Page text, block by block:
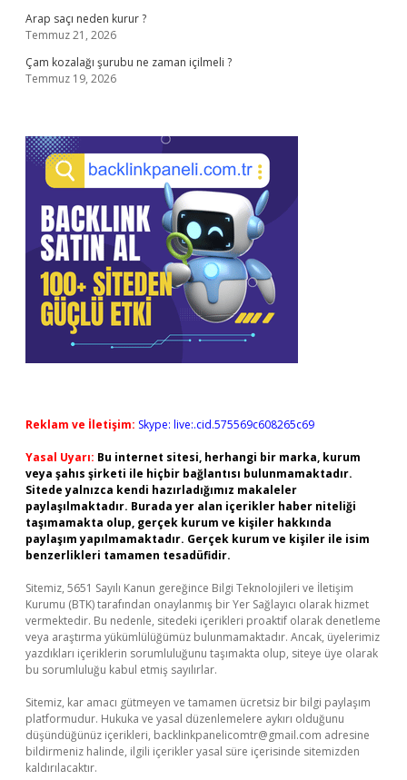
Arap saçı neden kurur ?
Temmuz 21, 2026
Çam kozalağı şurubu ne zaman içilmeli ?
Temmuz 19, 2026
Reklam ve İletişim: Skype: live:.cid.575569c608265c69
Yasal Uyarı: Bu internet sitesi, herhangi bir marka, kurum
veya şahıs şirketi ile hiçbir bağlantısı bulunmamaktadır.
Sitede yalnızca kendi hazırladığımız makaleler
paylaşılmaktadır. Burada yer alan içerikler haber niteliği
taşımamakta olup, gerçek kurum ve kişiler hakkında
paylaşım yapılmamaktadır. Gerçek kurum ve kişiler ile isim
benzerlikleri tamamen tesadüfidir.
Sitemiz, 5651 Sayılı Kanun gereğince Bilgi Teknolojileri ve İletişim
Kurumu (BTK) tarafından onaylanmış bir Yer Sağlayıcı olarak hizmet
vermektedir. Bu nedenle, sitedeki içerikleri proaktif olarak denetleme
veya araştırma yükümlülüğümüz bulunmamaktadır. Ancak, üyelerimiz
yazdıkları içeriklerin sorumluluğunu taşımakta olup, siteye üye olarak
bu sorumluluğu kabul etmiş sayılırlar.
Sitemiz, kar amacı gütmeyen ve tamamen ücretsiz bir bilgi paylaşım
platformudur. Hukuka ve yasal düzenlemelere aykırı olduğunu
düşündüğünüz içerikleri, backlinkpanelicomtr@gmail.com adresine
bildirmeniz halinde, ilgili içerikler yasal süre içerisinde sitemizden
kaldırılacaktır.